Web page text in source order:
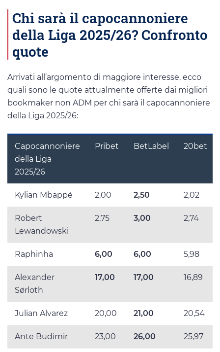
Chi sarà il capocannoniere
della Liga 2025/26? Confronto
quote
Arrivati all’argomento di maggiore interesse, ecco
quali sono le quote attualmente offerte dai migliori
bookmaker non ADM per chi sarà il capocannoniere
della Liga 2025/26:
Capocannoniere
della Liga
2025/26
Pribet BetLabel 20bet
Kylian Mbappé 2,00 2,50 2,02
Robert
Lewandowski
2,75 3,00 2,74
Raphinha 6,00 6,00 5,98
Alexander
Sørloth
17,00 17,00 16,89
Julian Alvarez 20,00 21,00 20,54
Ante Budimir 23,00 26,00 25,97